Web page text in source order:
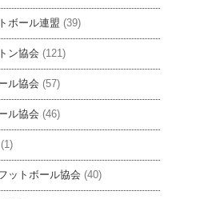
ボール連盟 (39)
ン協会 (121)
ル協会 (57)
ル協会 (46)
(1)
ットボール協会 (40)